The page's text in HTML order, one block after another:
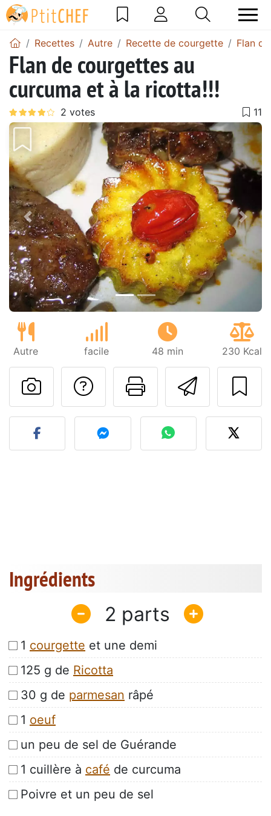
Recettes Autre Recette de courgette Flan
Flan de courgettes au
curcuma et à la ricotta!!!
Précédent
Autre facile 48 min 230 Kcal
Imprimer
Poser une
Publier votre photo de
Ingrédients
2
1 courgette et une demi
125 g de Ricotta
30 g de parmesan râpé
1 oeuf
un peu de sel de Guérande
1 cuillère à café de curcuma
Poivre et un peu de sel